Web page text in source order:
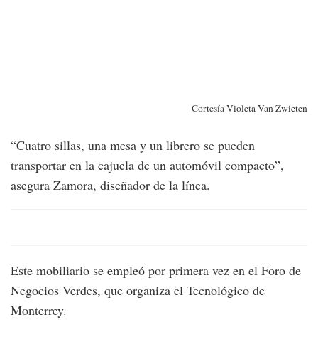
Cortesía Violeta Van Zwieten
“Cuatro sillas, una mesa y un librero se pueden
transportar en la cajuela de un automóvil compacto”,
asegura Zamora, diseñador de la línea.
Este mobiliario se empleó por primera vez en el Foro de
Negocios Verdes, que organiza el Tecnológico de
Monterrey.